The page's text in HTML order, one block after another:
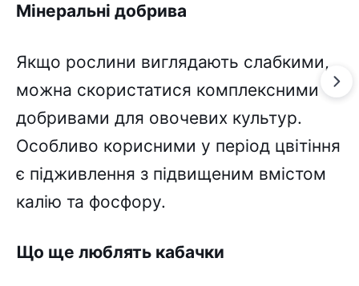
Мінеральні добрива
Якщо рослини виглядають слабкими,
можна скористатися комплексними
добривами для овочевих культур.
Особливо корисними у період цвітіння
є підживлення з підвищеним вмістом
калію та фосфору.
Що ще люблять кабачки